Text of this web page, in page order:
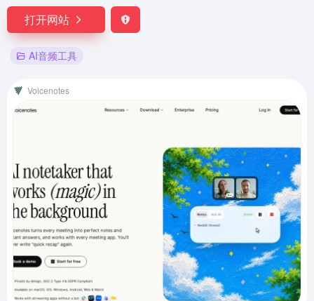
打开网站
AI音频工具
Voicenotes